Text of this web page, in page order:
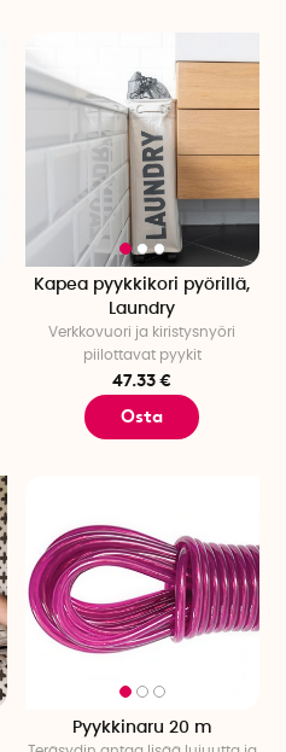
Kapea pyykkikori pyörillä,
Laundry
Verkkovuori ja kiristysnyöri
piilottavat pyykit
47.33 €
Osta
Pyykkinaru 20 m